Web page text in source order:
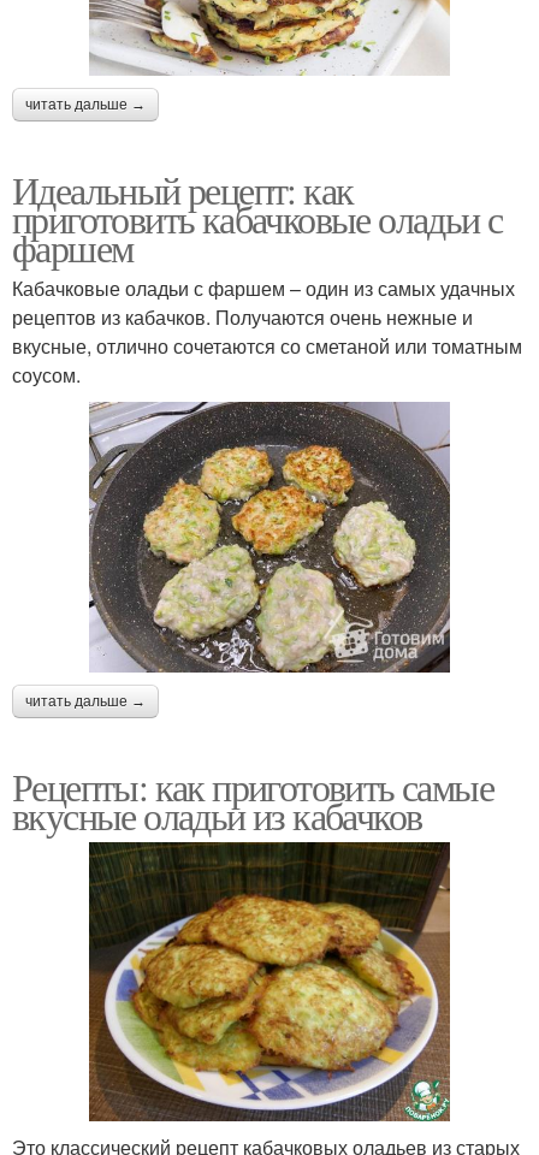
читать дальше →
Идеальный рецепт: как
приготовить кабачковые оладьи с
фаршем
Кабачковые оладьи с фаршем – один из самых удачных
рецептов из кабачков. Получаются очень нежные и
вкусные, отлично сочетаются со сметаной или томатным
соусом.
читать дальше →
Рецепты: как приготовить самые
вкусные оладьи из кабачков
Это классический рецепт кабачковых оладьев из старых